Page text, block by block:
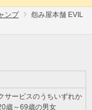
ンプ
怨み屋本舗 EVIL
サービスのうちいずれか
歳～69歳の男女